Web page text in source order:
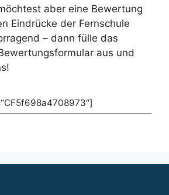
aber eine Bewertung
Eindrücke der Fernschule
– dann fülle das
aus und